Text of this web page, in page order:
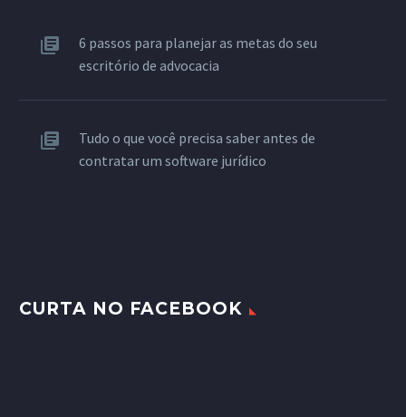
6 passos para planejar as metas do seu
escritório de advocacia
Tudo o que você precisa saber antes de
contratar um software jurídico
CURTA NO FACEBOOK